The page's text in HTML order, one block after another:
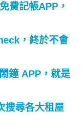
費記帳APP，
，終於不會
鐘 APP，就是
搜尋各大租屋